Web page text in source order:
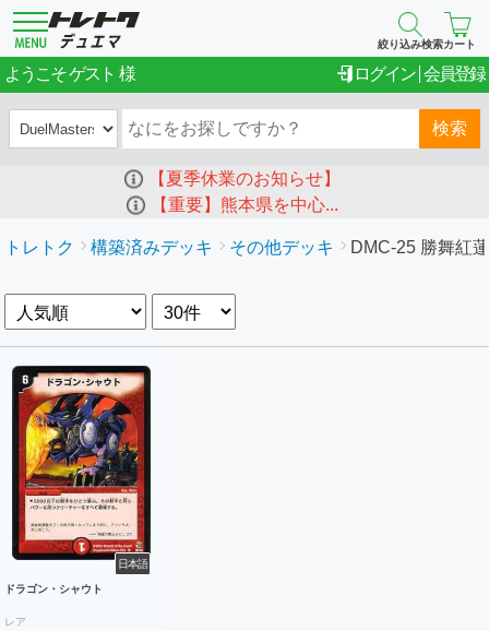
絞り込み検索カート
ようこそゲスト ログイン 会員登録
検索
【夏季休業のお知らせ】
【重要】熊本県を中心...
トレトク 構築済みデッキ その他デッキ DMC-25 勝舞紅
日本語
ドラゴン・シャウト
レア